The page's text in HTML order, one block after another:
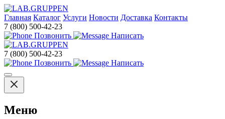
Главная Каталог Услуги Новости Доставка Контакты
7 (800) 500-42-23
Позвонить
Написать
7 (800) 500-42-23
Позвонить
Написать
Меню